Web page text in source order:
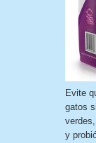
Evite
gatos
y